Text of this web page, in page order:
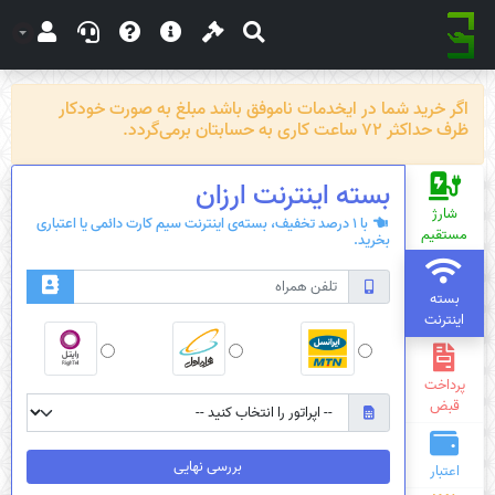
اگر خرید شما در ایخدمات ناموفق باشد مبلغ به صورت خودکار
ظرف حداکثر 72 ساعت کاری به حسابتان برمی‌گردد.
شارژ
مستقیم
بسته
اینترنت
پرداخت
قبض
اعتبار
بسته‌ اینترنت ارزان
با 1 درصد تخفیف، بسته‌ی اینترنت سیم کارت دائمی یا اعتباری
بخرید.
بررسی نهایی